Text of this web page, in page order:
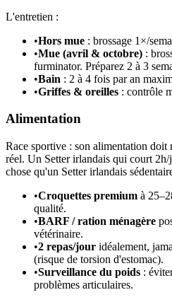
L'entretien :
•Hors mue : brossage 1×/
•Mue (avril & octobre) :
furminator. Préparez 2 à 3
•Bain : 2 à 4 fois par an
•Griffes & oreilles : contrôle
Alimentation
Race sportive : son alimentation
réel. Un Setter irlandais qui court 2h/
chose qu'un Setter irlandais
•Croquettes premium à
qualité.
•BARF / ration ménagère
vétérinaire.
•2 repas/jour idéalement,
(risque de torsion d'estomac).
•Surveillance du poids :
problèmes articulaires.